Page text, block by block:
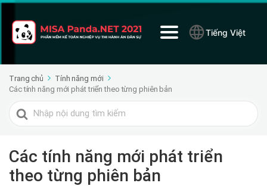
Tiếng Việt
Trang chủ
Tính năng mới
Các tính năng mới phát triển theo từng phiên bản
Tìm
kiếm
Các tính năng mới phát triển
theo từng phiên bản